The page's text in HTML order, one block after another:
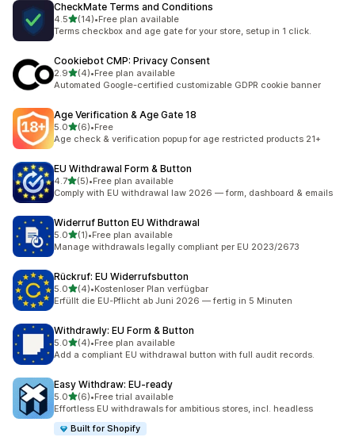
CheckMate Terms and Conditions
4.5滿分 5 顆星
(14)
共有 14 則評價
•Free plan available
Terms checkbox and age gate for your store, setup in 1 click.
Cookiebot CMP: Privacy Consent
2.9滿分 5 顆星
(4)
共有 4 則評價
•Free plan available
Automated Google-certified customizable GDPR cookie banner
Age Verification & Age Gate 18
5.0滿分 5 顆星
(6)
共有 6 則評價
•Free
Age check & verification popup for age restricted products 21+
EU Withdrawal Form & Button
4.7滿分 5 顆星
(5)
共有 5 則評價
•Free plan available
Comply with EU withdrawal law 2026 — form, dashboard & emails
Widerruf Button EU Withdrawal
5.0滿分 5 顆星
(1)
共有 1 則評價
•Free plan available
Manage withdrawals legally compliant per EU 2023/2673
Rückruf: EU Widerrufsbutton
5.0滿分 5 顆星
(4)
共有 4 則評價
•Kostenloser Plan verfügbar
Erfüllt die EU-Pflicht ab Juni 2026 — fertig in 5 Minuten
Withdrawly: EU Form & Button
5.0滿分 5 顆星
(4)
共有 4 則評價
•Free plan available
Add a compliant EU withdrawal button with full audit records.
Easy Withdraw: EU‑ready
5.0滿分 5 顆星
(6)
共有 6 則評價
•Free trial available
Effortless EU withdrawals for ambitious stores, incl. headless
Built for Shopify